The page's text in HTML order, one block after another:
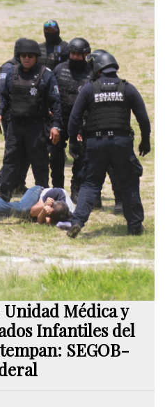
Médica y
Infantiles del
SEGOB-